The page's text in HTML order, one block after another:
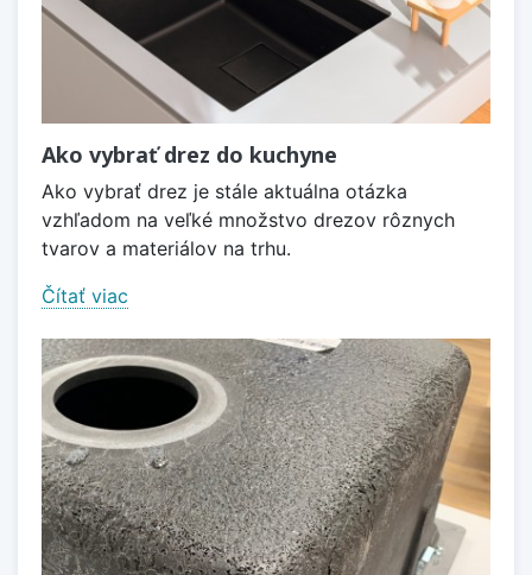
Ako vybrať drez do kuchyne
Ako vybrať drez je stále aktuálna otázka
vzhľadom na veľké množstvo drezov rôznych
tvarov a materiálov na trhu.
Čítať viac